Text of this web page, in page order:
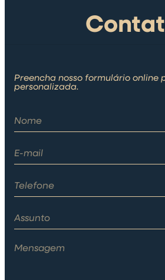
Preencha nosso formulário online
personalizada.